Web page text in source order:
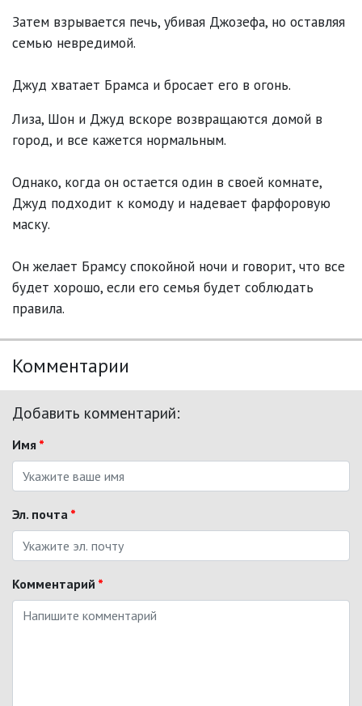
Затем взрывается печь, убивая Джозефа, но оставляя
семью невредимой.
Джуд хватает Брамса и бросает его в огонь.
Лиза, Шон и Джуд вскоре возвращаются домой в
город, и все кажется нормальным.
Однако, когда он остается один в своей комнате,
Джуд подходит к комоду и надевает фарфоровую
маску.
Он желает Брамсу спокойной ночи и говорит, что все
будет хорошо, если его семья будет соблюдать
правила.
Комментарии
Добавить комментарий:
Имя *
Эл. почта *
Комментарий *